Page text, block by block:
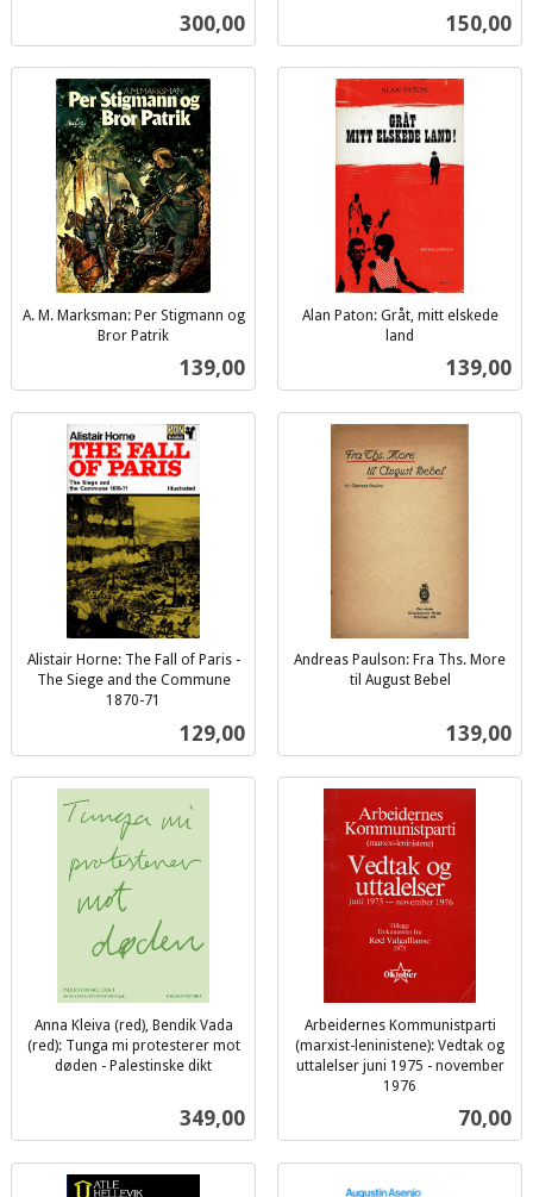
Pris
300,00 Pris
150,00
A. M. Marksman: Per Stigmann og
Bror Patrik
Pris
139,00
Alan Paton: Gråt, mitt elskede
land
Pris
139,00
Alistair Horne: The Fall of Paris -
The Siege and the Commune
1870-71
Pris
129,00
Andreas Paulson: Fra Ths. More
til August Bebel
Pris
139,00
Anna Kleiva (red), Bendik Vada
(red): Tunga mi protesterer mot
døden - Palestinske dikt
Pris
349,00
Arbeidernes Kommunistparti
(marxist-leninistene): Vedtak og
uttalelser juni 1975 - november
1976
Pris
70,00